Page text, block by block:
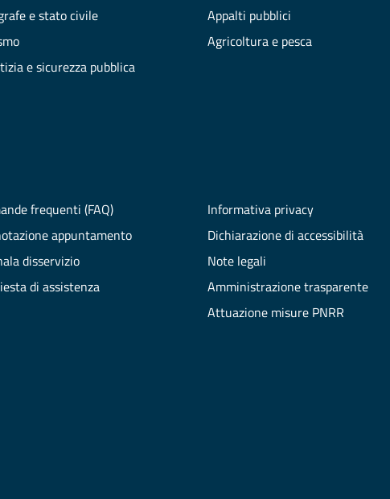
e stato civile
e sicurezza pubblica
Appalti pubblici
Agricoltura e pesca
frequenti (FAQ)
appuntamento
disservizio
di assistenza
Informativa privacy
Dichiarazione di accessibilità
Note legali
Amministrazione trasparente
Attuazione misure PNRR